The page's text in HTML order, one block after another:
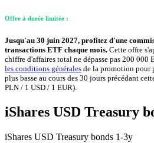
Offre à durée limitée :
Jusqu'au 30 juin 2027, profitez d'une
transactions ETF chaque mois. Cette offre
chiffre d'affaires total ne dépasse pas 200 000
les conditions générales de la promotion pour
plus basse au cours des 30 jours précédant
PLN / 1 USD / 1 EUR).
iShares USD Treasury
iShares USD Treasury bonds 1-3y